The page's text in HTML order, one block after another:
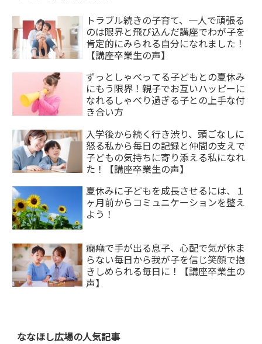
トラブル続きの子育て、一人で頑張る
のは限界と飛び込んだ講座でわが子を
肯定的にみられる自分になれました！
【講座卒業生の声】
ずっとしゃべってる子どもとの夏休み
にもう限界！親子でお互いハッピーに
なれるしゃべり過ぎる子との上手な付
き合い方
入学後から続く行き渋り、頭ごなしに
怒る私から毎日の記録と仲間の支えで
子どもの気持ちに寄り添える私になれ
た！【講座卒業生の声】
夏休みに子どもを成長させるには、１
ヶ月前からコミュニケーションを整え
よう！
癇癪で手が出る息子、心配で気が休ま
らない毎日から我が子を信じ笑顔で抱
きしめられる毎日に！【講座卒業生の
声】
ななほし広場の人気記事